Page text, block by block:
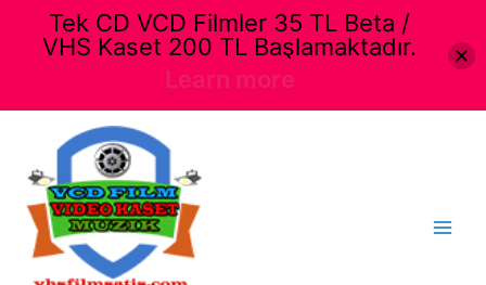
Tek CD VCD Filmler 35 TL Beta /
VHS Kaset 200 TL Başlamaktadır.
Learn more